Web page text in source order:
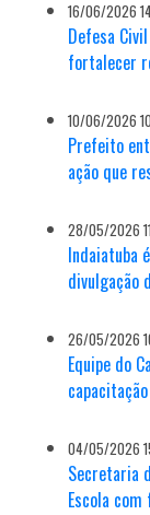
16/06/2026
Defesa
fortalecer
10/06/2026
Prefeito
ação que
28/05/2026
Indaiatuba
divulgação
26/05/2026
Equipe do
04/05/2026
Secretaria
Escola